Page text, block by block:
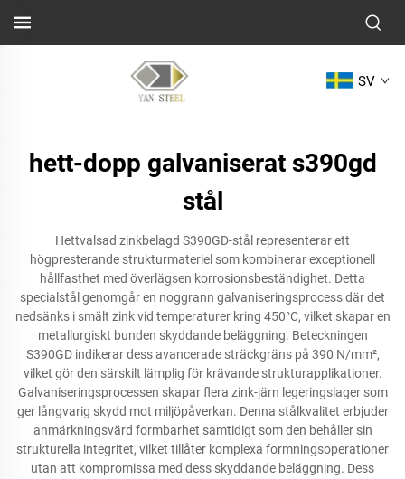
SV
hett-dopp galvaniserat s390gd
stål
Hettvalsad zinkbelagd S390GD-stål representerar ett
högpresterande strukturmateriel som kombinerar exceptionell
hållfasthet med överlägsen korrosionsbeständighet. Detta
specialstål genomgår en noggrann galvaniseringsprocess där det
nedsänks i smält zink vid temperaturer kring 450°C, vilket skapar en
metallurgiskt bunden skyddande beläggning. Beteckningen
S390GD indikerar dess avancerade sträckgräns på 390 N/mm²,
vilket gör den särskilt lämplig för krävande strukturapplikationer.
Galvaniseringsprocessen skapar flera zink-järn legeringslager som
ger långvarig skydd mot miljöpåverkan. Denna stålkvalitet erbjuder
anmärkningsvärd formbarhet samtidigt som den behåller sin
strukturella integritet, vilket tillåter komplexa formningsoperationer
utan att kompromissa med dess skyddande beläggning. Dess